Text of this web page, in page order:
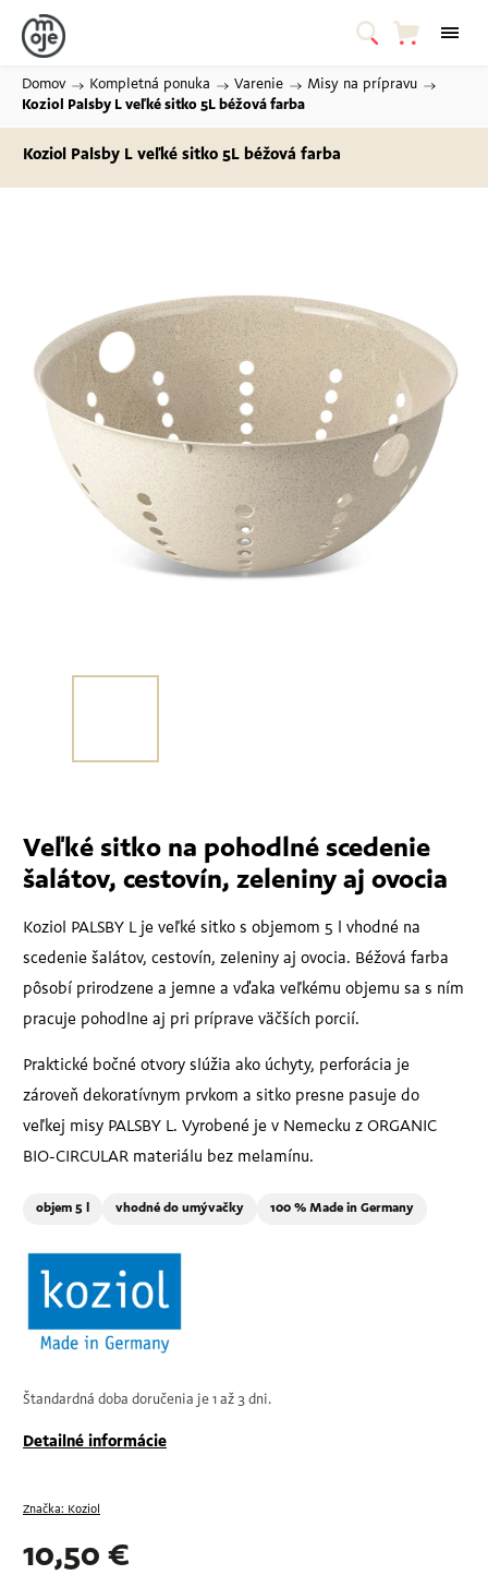
Domov / Kompletná ponuka / Varenie / Misy na prípravu /
Koziol Palsby L veľké sitko 5L béžová farba
Koziol Palsby L veľké sitko 5L béžová farba
Veľké sitko na pohodlné scedenie
šalátov, cestovín, zeleniny aj ovocia
Koziol PALSBY L je veľké sitko s objemom 5 l vhodné na
scedenie šalátov, cestovín, zeleniny aj ovocia. Béžová farba
pôsobí prirodzene a jemne a vďaka veľkému objemu sa s ním
pracuje pohodlne aj pri príprave väčších porcií.
Praktické bočné otvory slúžia ako úchyty, perforácia je
zároveň dekoratívnym prvkom a sitko presne pasuje do
veľkej misy PALSBY L. Vyrobené je v Nemecku z ORGANIC
BIO-CIRCULAR materiálu bez melamínu.
objem 5 l vhodné do umývačky 100 % Made in Germany
Štandardná doba doručenia je 1 až 3 dni.
Detailné informácie
Značka: Koziol
10,50 €